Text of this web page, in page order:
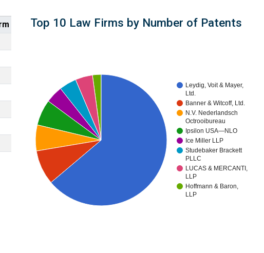
Top 10 Law Firms by Number of Patents
Leydig, Voit & Mayer,
Ltd.
Banner & Witcoff, Ltd.
N.V. Nederlandsch
Octrooibureau
Ipsilon USA—NLO
Ice Miller LLP
Studebaker Brackett
PLLC
LUCAS & MERCANTI,
LLP
Hoffmann & Baron,
LLP